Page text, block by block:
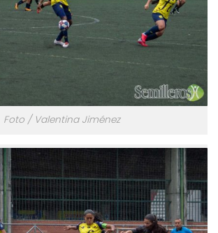
Foto / Valentina Jiménez